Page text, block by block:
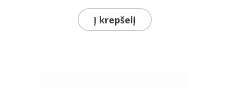
Į krepšelį